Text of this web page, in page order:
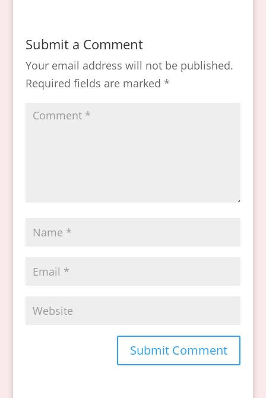
Submit a Comment
Your email address will not be published.
Required fields are marked *